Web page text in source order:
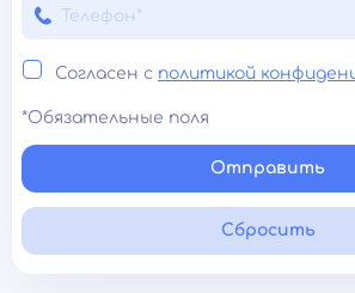
Согласен с политикой
*Обязательные поля
Отправить
Сбросить